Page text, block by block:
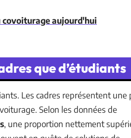
aujourd'hui
que d’étudiants
Les cadres représentent une
Selon les données de
, une proportion nettement